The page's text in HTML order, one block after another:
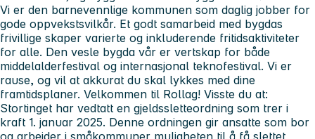
Vi er den barnevennlige kommunen som daglig jobber for
gode oppvekstsvilkår. Et godt samarbeid med bygdas
frivillige skaper varierte og inkluderende fritidsaktiviteter
for alle. Den vesle bygda vår er vertskap for både
middelalderfestival og internasjonal teknofestival. Vi er
rause, og vil at akkurat du skal lykkes med dine
framtidsplaner. Velkommen til Rollag! Visste du at:
Stortinget har vedtatt en gjeldssletteordning som trer i
kraft 1. januar 2025. Denne ordningen gir ansatte som bor
og arbeider i småkommuner muligheten til å få slettet